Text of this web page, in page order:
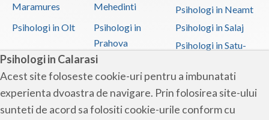
Psihologi in Calarasi
Acest site foloseste cookie-uri pentru a imbunatati
experienta dvoastra de navigare. Prin folosirea site-ului
sunteti de acord sa folositi cookie-urile conform cu
Maramures
Mehedinti
Psihologi in Neamt
Psihologi in Olt
Psihologi in
Prahova
Psihologi in Salaj
Psihologi in Satu-
Psihologi in Sibiu
Psihologi in
Suceava
Psihologi in
Teleorman
Psihologi in Timis
Psihologi in Tulcea Psihologi in Valcea